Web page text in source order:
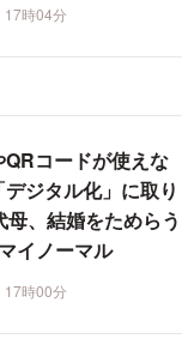
時04分
コードが使えな
ジタル化」に取り
、結婚をためらう
イノーマル
時00分